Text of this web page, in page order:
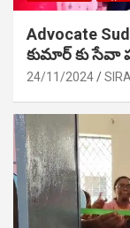
Advocate
కుమార్ కు సేవా
24/11/2024